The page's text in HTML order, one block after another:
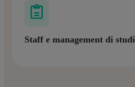
Staff e management di